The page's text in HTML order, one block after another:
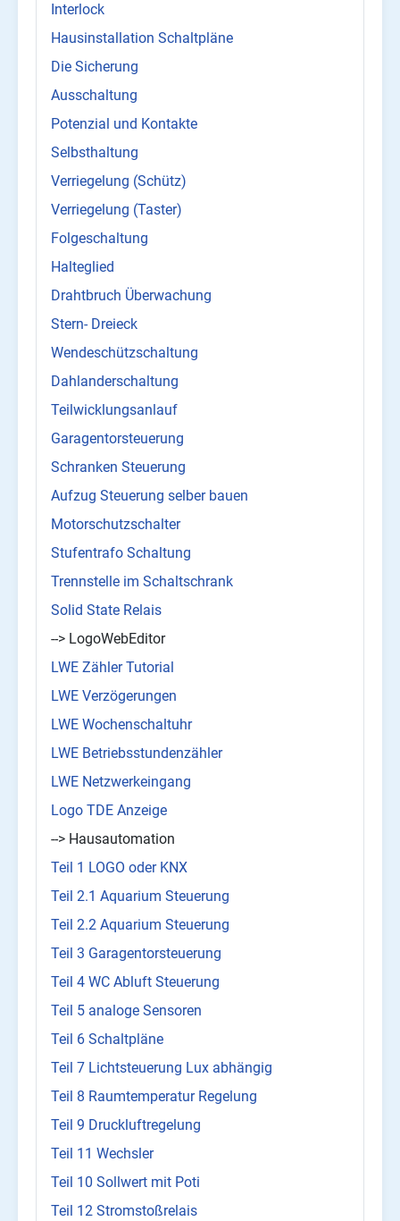
Interlock
Hausinstallation Schaltpläne
Die Sicherung
Ausschaltung
Potenzial und Kontakte
Selbsthaltung
Verriegelung (Schütz)
Verriegelung (Taster)
Folgeschaltung
Halteglied
Drahtbruch Überwachung
Stern- Dreieck
Wendeschützschaltung
Dahlanderschaltung
Teilwicklungsanlauf
Garagentorsteuerung
Schranken Steuerung
Aufzug Steuerung selber bauen
Motorschutzschalter
Stufentrafo Schaltung
Trennstelle im Schaltschrank
Solid State Relais
--> LogoWebEditor
LWE Zähler Tutorial
LWE Verzögerungen
LWE Wochenschaltuhr
LWE Betriebsstundenzähler
LWE Netzwerkeingang
Logo TDE Anzeige
--> Hausautomation
Teil 1 LOGO oder KNX
Teil 2.1 Aquarium Steuerung
Teil 2.2 Aquarium Steuerung
Teil 3 Garagentorsteuerung
Teil 4 WC Abluft Steuerung
Teil 5 analoge Sensoren
Teil 6 Schaltpläne
Teil 7 Lichtsteuerung Lux abhängig
Teil 8 Raumtemperatur Regelung
Teil 9 Druckluftregelung
Teil 11 Wechsler
Teil 10 Sollwert mit Poti
Teil 12 Stromstoßrelais